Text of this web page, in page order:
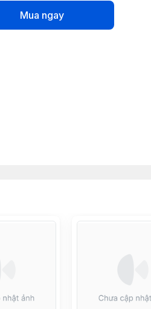
Mua ngay